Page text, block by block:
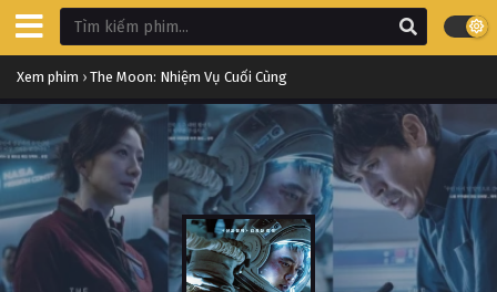
Xem phim › The Moon: Nhiệm Vụ Cuối Cùng